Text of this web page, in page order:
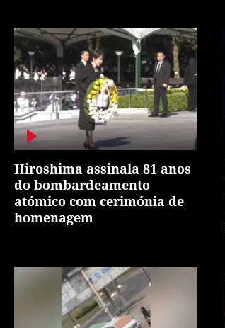
Hiroshima assinala 81 anos
do bombardeamento
atómico com cerimónia de
homenagem